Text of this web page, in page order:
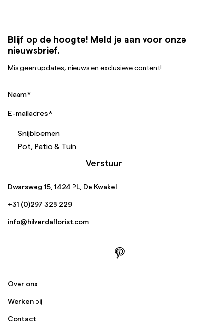
Blijf op de hoogte! Meld je aan voor onze
nieuwsbrief.
Mis geen updates, nieuws en exclusieve content!
Naam*
E-mailadres*
Snijbloemen
Pot, Patio & Tuin
Verstuur
Dwarsweg 15, 1424 PL, De Kwakel
+31 (0)297 328 229
info@hilverdaflorist.com
Over ons
Werken bij
Contact